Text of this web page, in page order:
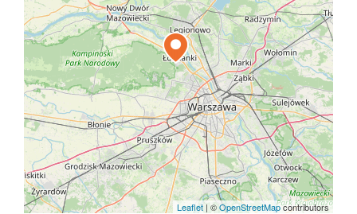
Leaflet | ©OpenStreetMapcontributors